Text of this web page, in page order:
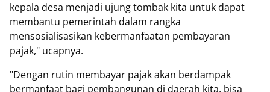
kepala desa menjadi ujung tombak kita untuk dapat
membantu pemerintah dalam rangka
mensosialisasikan kebermanfaatan pembayaran
pajak," ucapnya.
"Dengan rutin membayar pajak akan berdampak
bermanfaat bagi pembangunan di daerah kita, bisa